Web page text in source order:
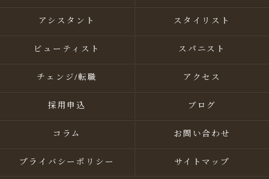
アシスタント スタイリスト
ビューティスト スパニスト
チェンジ/転職 アクセス
採用申込 ブログ
コラム お問い合わせ
プライバシーポリシー サイトマップ